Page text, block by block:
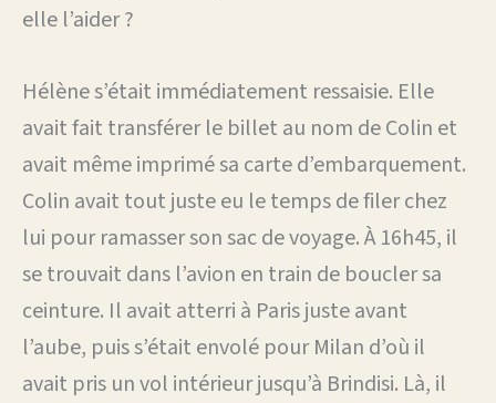
elle l’aider ?
Hélène s’était immédiatement ressaisie. Elle
avait fait transférer le billet au nom de Colin et
avait même imprimé sa carte d’embarquement.
Colin avait tout juste eu le temps de filer chez
lui pour ramasser son sac de voyage. À 16h45, il
se trouvait dans l’avion en train de boucler sa
ceinture. Il avait atterri à Paris juste avant
l’aube, puis s’était envolé pour Milan d’où il
avait pris un vol intérieur jusqu’à Brindisi. Là, il